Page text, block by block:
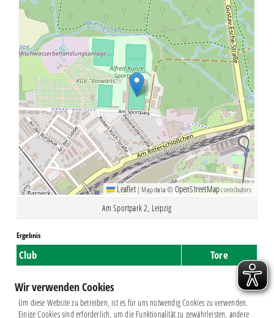
Leaflet | Map data ©OpenStreetMapcontributors
Am Sportpark 2, Leipzig
Ergebnis
Club Tore
Optik Rathenow
Wir verwenden Cookies
Um diese Website zu betreiben, ist es für uns notwendig Cookies zu verwenden.
Einige Cookies sind erforderlich, um die Funktionalität zu gewährleisten, andere